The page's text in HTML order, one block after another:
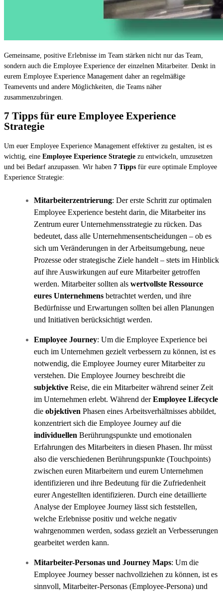
Gemeinsame, positive Erlebnisse im Team stärken nicht nur das Team,
sondern auch die Employee Experience der einzelnen Mitarbeiter. Denkt in
eurem Employee Experience Management daher an regelmäßige
Teamevents und andere Möglichkeiten, die Teams näher
zusammenzubringen.
7 Tipps für eure Employee Experience
Strategie
Um euer Employee Experience Management effektiver zu gestalten, ist es
wichtig, eine Employee Experience Strategie zu entwickeln, umzusetzen
und bei Bedarf anzupassen. Wir haben 7 Tipps für eure optimale Employee
Experience Strategie:
Mitarbeiterzentrierung: Der erste Schritt zur optimalen
Employee Experience besteht darin, die Mitarbeiter ins
Zentrum eurer Unternehmensstrategie zu rücken. Das
bedeutet, dass alle Unternehmensentscheidungen – ob es
sich um Veränderungen in der Arbeitsumgebung, neue
Prozesse oder strategische Ziele handelt – stets im Hinblick
auf ihre Auswirkungen auf eure Mitarbeiter getroffen
werden. Mitarbeiter sollten als wertvollste Ressource
eures Unternehmens betrachtet werden, und ihre
Bedürfnisse und Erwartungen sollten bei allen Planungen
und Initiativen berücksichtigt werden.
Employee Journey: Um die Employee Experience bei
euch im Unternehmen gezielt verbessern zu können, ist es
notwendig, die Employee Journey eurer Mitarbeiter zu
verstehen. Die Employee Journey beschreibt die
subjektive Reise, die ein Mitarbeiter während seiner Zeit
im Unternehmen erlebt. Während derEmployee Lifecycle
die objektiven Phasen eines Arbeitsverhältnisses abbildet,
konzentriert sich die Employee Journey auf die
individuellen Berührungspunkte und emotionalen
Erfahrungen des Mitarbeiters in diesen Phasen. Ihr müsst
also die verschiedenen Berührungspunkte (Touchpoints)
zwischen euren Mitarbeitern und eurem Unternehmen
identifizieren und ihre Bedeutung für die Zufriedenheit
eurer Angestellten identifizieren. Durch eine detaillierte
Analyse der Employee Journey lässt sich feststellen,
welche Erlebnisse positiv und welche negativ
wahrgenommen werden, sodass gezielt an Verbesserungen
gearbeitet werden kann.
Mitarbeiter-Personas und Journey Maps: Um die
Employee Journey besser nachvollziehen zu können, ist es
sinnvoll, Mitarbeiter-Personas (Employee-Persona) und